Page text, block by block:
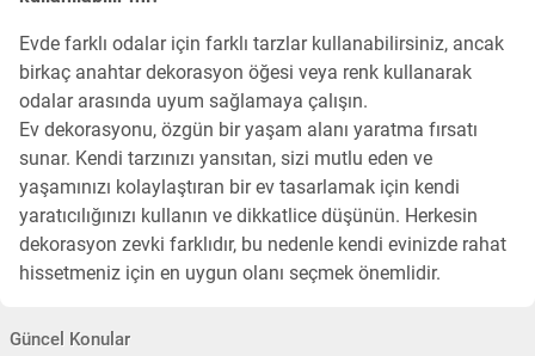
Evde farklı odalar için farklı tarzlar kullanabilirsiniz, ancak
birkaç anahtar dekorasyon öğesi veya renk kullanarak
odalar arasında uyum sağlamaya çalışın.
Ev dekorasyonu, özgün bir yaşam alanı yaratma fırsatı
sunar. Kendi tarzınızı yansıtan, sizi mutlu eden ve
yaşamınızı kolaylaştıran bir ev tasarlamak için kendi
yaratıcılığınızı kullanın ve dikkatlice düşünün. Herkesin
dekorasyon zevki farklıdır, bu nedenle kendi evinizde rahat
hissetmeniz için en uygun olanı seçmek önemlidir.
Güncel Konular